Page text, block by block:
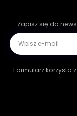
Zapisz się do
Formularz korzysta